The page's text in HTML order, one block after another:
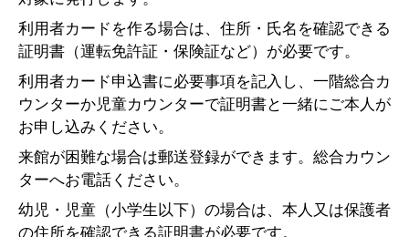
利用者カードを作る場合は、住所・氏名を確認できる
証明書（運転免許証・保険証など）が必要です。
利用者カード申込書に必要事項を記入し、一階総合カ
ウンターか児童カウンターで証明書と一緒にご本人が
お申し込みください。
来館が困難な場合は郵送登録ができます。総合カウン
ターへお電話ください。
幼児・児童（小学生以下）の場合は、本人又は保護者
の住所を確認できる証明書が必要です。